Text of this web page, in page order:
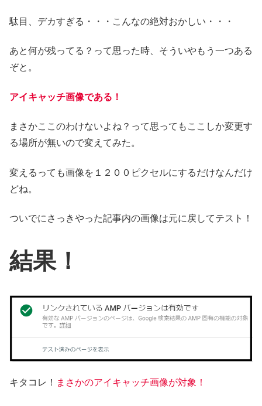
駄目、デカすぎる・・・こんなの絶対おかしい・・・
あと何が残ってる？って思った時、そういやもう一つある
ぞと。
アイキャッチ画像である！
まさかここのわけないよね？って思ってもここしか変更す
る場所が無いので変えてみた。
変えるっても画像を１２００ピクセルにするだけなんだけ
どね。
ついでにさっきやった記事内の画像は元に戻してテスト！
結果！
キタコレ！ まさかのアイキャッチ画像が対象！